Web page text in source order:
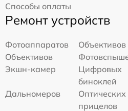
Способы оплаты
Ремонт устройств
Фотоаппаратов
Объективов
Объективов
Экшн-камер
Цифровых
биноклей
Дальномеров
Оптических
прицелов